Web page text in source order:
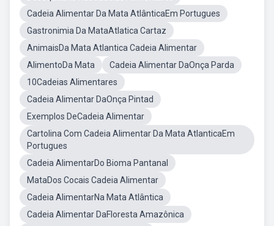
Cadeia Alimentar Da Mata AtlânticaEm Portugues
Gastronimia Da MataAtlatica Cartaz
AnimaisDa Mata Atlantica Cadeia Alimentar
AlimentoDa Mata
Cadeia Alimentar DaOnça Parda
10Cadeias Alimentares
Cadeia Alimentar DaOnça Pintad
Exemplos DeCadeia Alimentar
Cartolina Com Cadeia Alimentar Da Mata AtlanticaEm
Portugues
Cadeia AlimentarDo Bioma Pantanal
MataDos Cocais Cadeia Alimentar
Cadeia AlimentarNa Mata Atlântica
Cadeia Alimentar DaFloresta Amazônica